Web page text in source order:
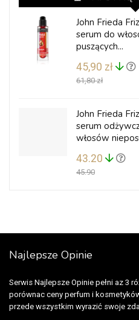
John Frieda
serum do
puszących...
45,90 zł
61,80 zł
John Frieda
serum
włosów
43.20
45.90
Najlepsze Opinie
Serwis Najlepsze Opinie pełni az 3
porównac ceny perfum i
przede wszystkim wyrazić swoje